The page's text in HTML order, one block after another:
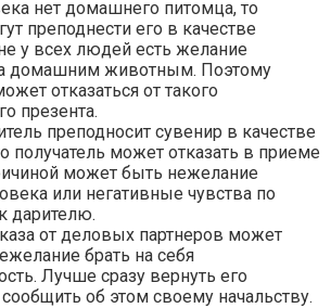
нет домашнего питомца, то
преподнести его в качестве
у всех людей есть желание
домашним животным. Поэтому
отказаться от такого
презента.
преподносит сувенир в качестве
получатель может отказать в приеме
может быть нежелание
или негативные чувства по
дарителю.
от деловых партнеров может
брать на себя
Лучше сразу вернуть его
об этом своему начальству.